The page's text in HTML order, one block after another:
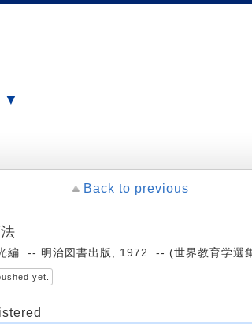
▼
Back to previous
編. -- 明治図書出版, 1972. -- (世界教育学
yet.